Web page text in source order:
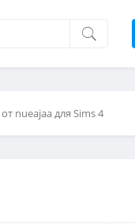
nueajaa для Sims 4